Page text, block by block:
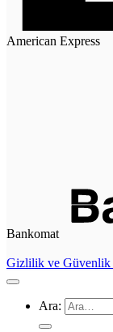
American Express
Bankomat
Gizlilik ve Güvenlik
Ara: